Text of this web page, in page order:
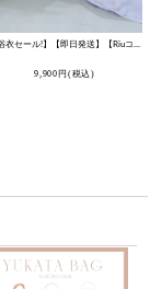
[Y-9268-nz-dzc-NV-
9,900 円 (税込)